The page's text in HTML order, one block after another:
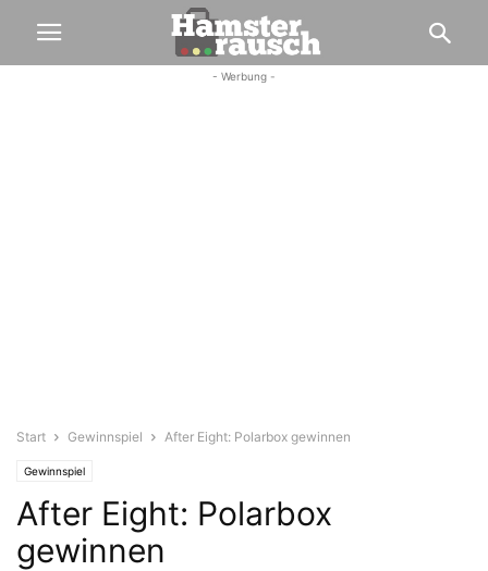
- Werbung -
Start Gewinnspiel After Eight: Polarbox gewinnen
Gewinnspiel
After Eight: Polarbox
gewinnen